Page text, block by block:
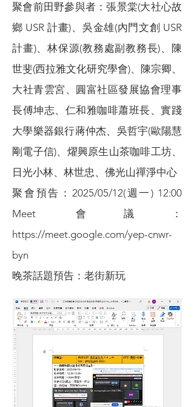
聚會前田野參與者：張景棠(大社心故
鄉 USR 計畫)、吳金雄(內門文創 USR
計畫)、林保源(教務處副教務長)、陳
世斐(西拉雅文化研究學會)、陳宗卿、
大社青雲宮、圓富社區發展協會理事
長傅坤志、仁和雅咖啡蕭班長、實踐
大學樂器銀行蔣仲杰、吳哲宇(歐陽慧
剛電子信)、燿興原生山茶咖啡工坊、
日光小林、林世忠、佛光山禪淨中心
聚會預告：2025/05/12(週一) 12:00
Meet 會議：
https://meet.google.com/yep-cnwr-
byn
晚茶話題預告：老街新玩